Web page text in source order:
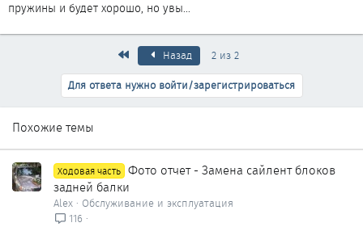
пружины и будет хорошо, но увы...
ПервыйНазад
2 из 2
Для ответа нужно войти/зарегистрироваться
Похожие темы
Ходовая часть Фото отчет - Замена сайлент блоков
задней балки
Alex
Обслуживание и эксплуатация
116